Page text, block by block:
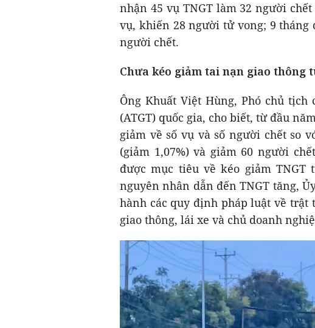
nhận 45 vụ TNGT làm 32 người
vụ, khiến 28 người tử vong; 9 tháng
người chết.
Chưa kéo giảm tai nạn giao thông
Ông Khuất Việt Hùng, Phó chủ
(ATGT) quốc gia, cho biết, từ đầu
giảm về số vụ và số người chết so
(giảm 1,07%) và giảm 60 người
được mục tiêu về kéo giảm TNGT
nguyên nhân dẫn đến TNGT tăng,
hành các quy định pháp luật về trật
giao thông, lái xe và chủ doanh